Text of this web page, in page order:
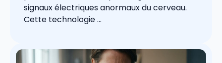
signaux électriques anormaux du cerveau.
Cette technologie ...